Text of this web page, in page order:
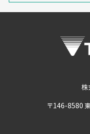
株
〒146-8580